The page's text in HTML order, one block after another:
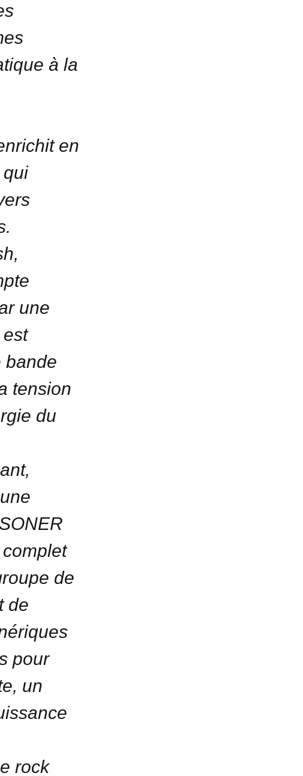
à la
en
qui
une
bande
tension
du
complet
de
de
pour
un
rock